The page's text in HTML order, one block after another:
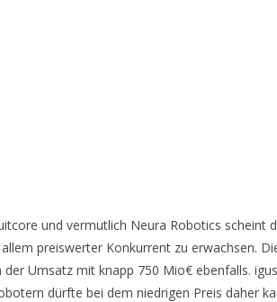
und vermutlich Neura Robotics scheint
preiswerter Konkurrent zu erwachsen.
der Umsatz mit knapp 750 Mio€ ebenfalls.
dürfte bei dem niedrigen Preis daher